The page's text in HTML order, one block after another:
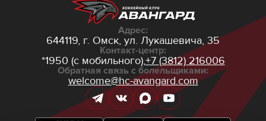
Адрес:
644119, г. Омск, ул. Лукашевича, 35
Контакт-центр:
*1950 (с мобильного),+7 (3812) 216006
Обратная связь с болельщиками:
welcome@hc-avangard.com